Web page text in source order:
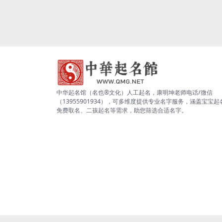
中华起名馆（名也®文化）人工起名，康明坤老师电话/微信
（13955901934），可多维度提供专业名字服务，涵盖宝宝起
免费取名、二孩起名等需求，助您筛选合适名字。